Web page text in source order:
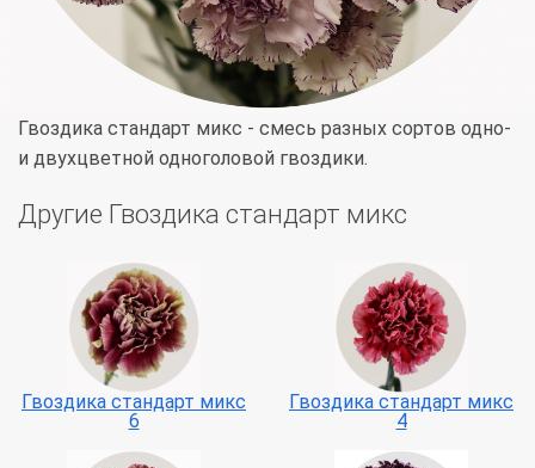
Гвоздика стандарт микс - смесь разных сортов одно-
и двухцветной одноголовой гвоздики.
Другие Гвоздика стандарт микс
Гвоздика стандарт микс
6
Гвоздика стандарт микс
4